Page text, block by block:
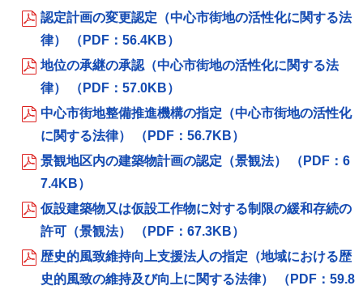
認定計画の変更認定（中心市街地の活性化に関する法
律） （PDF：56.4KB）
地位の承継の承認（中心市街地の活性化に関する法
律） （PDF：57.0KB）
中心市街地整備推進機構の指定（中心市街地の活性化
に関する法律） （PDF：56.7KB）
景観地区内の建築物計画の認定（景観法） （PDF：6
7.4KB）
仮設建築物又は仮設工作物に対する制限の緩和存続の
許可（景観法） （PDF：67.3KB）
歴史的風致維持向上支援法人の指定（地域における歴
史的風致の維持及び向上に関する法律） （PDF：59.8